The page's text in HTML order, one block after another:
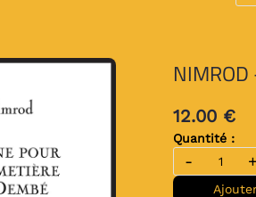
12.00 €
Quantité :
- +